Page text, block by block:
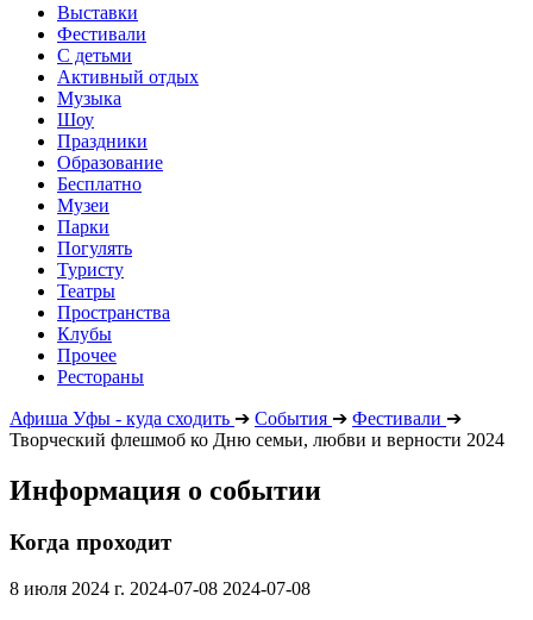
Выставки
Фестивали
С детьми
Активный отдых
Музыка
Шоу
Праздники
Образование
Бесплатно
Музеи
Парки
Погулять
Туристу
Театры
Пространства
Клубы
Прочее
Рестораны
Афиша Уфы - куда сходить ➔ События ➔ Фестивали ➔
Творческий флешмоб ко Дню семьи, любви и верности 2024
Информация о событии
Когда проходит
8 июля 2024 г. 2024-07-08 2024-07-08